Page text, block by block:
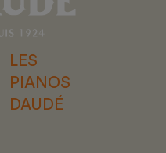
LES
PIANOS
DAUDÉ